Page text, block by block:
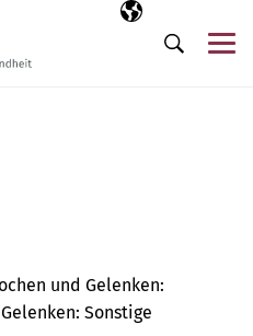
Ausgewählte
DE
Suche
und Gelenken:
Sonstige